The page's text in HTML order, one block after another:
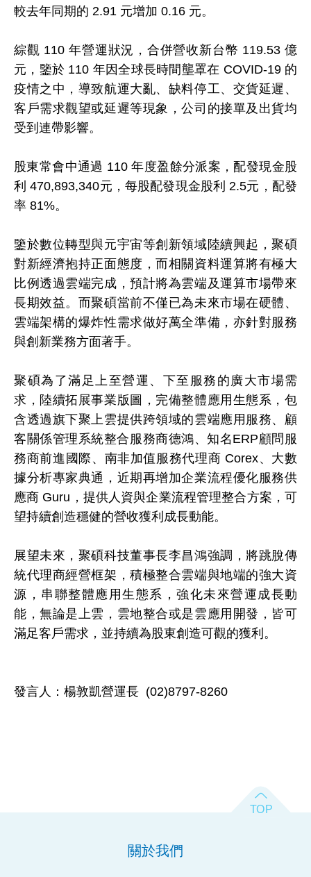
較去年同期的 2.91 元增加 0.16 元。
綜觀 110 年營運狀況，合併營收新台幣 119.53 億
元，鑒於 110 年因全球長時間壟罩在 COVID-19 的
疫情之中，導致航運大亂、缺料停工、交貨延遲、
客戶需求觀望或延遲等現象，公司的接單及出貨均
受到連帶影響。
股東常會中通過 110 年度盈餘分派案，配發現金股
利 470,893,340元，每股配發現金股利 2.5元，配發
率 81%。
鑒於數位轉型與元宇宙等創新領域陸續興起，聚碩
對新經濟抱持正面態度，而相關資料運算將有極大
比例透過雲端完成，預計將為雲端及運算市場帶來
長期效益。而聚碩當前不僅已為未來市場在硬體、
雲端架構的爆炸性需求做好萬全準備，亦針對服務
與創新業務方面著手。
聚碩為了滿足上至營運、下至服務的廣大市場需
求，陸續拓展事業版圖，完備整體應用生態系，包
含透過旗下聚上雲提供跨領域的雲端應用服務、顧
客關係管理系統整合服務商德鴻、知名ERP顧問服
務商前進國際、南非加值服務代理商 Corex、大數
據分析專家典通，近期再增加企業流程優化服務供
應商 Guru，提供人資與企業流程管理整合方案，可
望持續創造穩健的營收獲利成長動能。
展望未來，聚碩科技董事長李昌鴻強調，將跳脫傳
統代理商經營框架，積極整合雲端與地端的強大資
源，串聯整體應用生態系，強化未來營運成長動
能，無論是上雲，雲地整合或是雲應用開發，皆可
滿足客戶需求，並持續為股東創造可觀的獲利。
發言人：楊敦凱營運長 (02)8797-8260
關於我們